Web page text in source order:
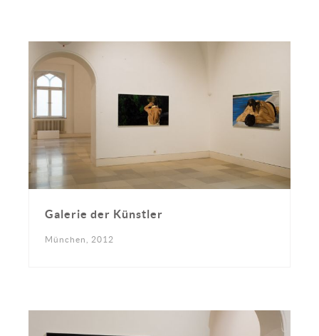
Galerie der Künstler
München, 2012